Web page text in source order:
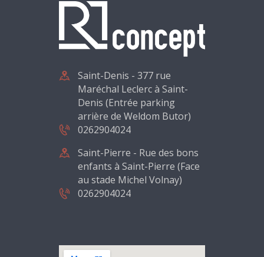
Saint-Denis - 377 rue
Maréchal Leclerc à Saint-
Denis (Entrée parking
arrière de Weldom Butor)
0262904024
Saint-Pierre - Rue des bons
enfants à Saint-Pierre (Face
au stade Michel Volnay)
0262904024